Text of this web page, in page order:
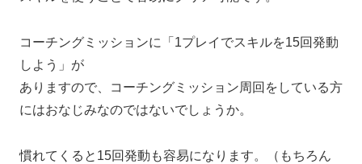
コーチングミッションに「1プレイでスキルを15回発動
しよう」が
ありますので、コーチングミッション周回をしている方
にはおなじみなのではないでしょうか。
慣れてくると15回発動も容易になります。（もちろん